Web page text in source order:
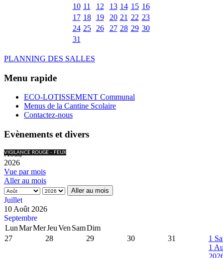
10 11 12 13 14 15 16
17 18 19 20 21 22 23
24 25 26 27 28 29 30
31
PLANNING DES SALLES
Menu rapide
ECO-LOTISSEMENT Communal
Menus de la Cantine Scolaire
Contactez-nous
Evènements et divers
VIGILANCE ROUGE - FEUX
Août,
2026
Vue par mois
Aller au mois
Aller au mois
Juillet
10 Août 2026
Septembre
LunMarMerJeuVen SamDim
27
28 29 30 31 1
1